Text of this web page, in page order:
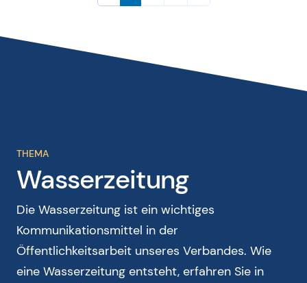
THEMA
Wasserzeitung
Die Wasserzeitung ist ein wichtiges
Kommunikationsmittel in der
Öffentlichkeitsarbeit unseres Verbandes. Wie
eine Wasserzeitung entsteht, erfahren Sie in